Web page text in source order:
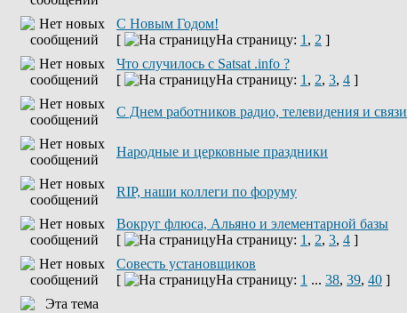
С Новым Годом!
[
На страницу: 1 , 2 ]
Что случилось с Satsat .info ?
[
На страницу: 1 , 2, 3, 4 ]
C Днем работников радио, телевидения и связи
Народные и церковные праздники
RIP, наши коллеги по форуму
Вокруг флюса, Альяно и элементарной базы
[
На страницу: 1 , 2, 3, 4 ]
Совесть установщиков
[
На страницу: 1 ... 38, 39, 40 ]